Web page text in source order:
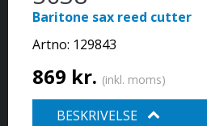
Baritone sax reed cutter
Artno: 129843
869 kr. (inkl. moms)
BESKRIVELSE